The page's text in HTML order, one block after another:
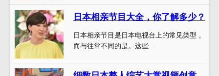
日本相亲节目大全，你了解多少？
日本相亲节目是日本电视台上的常见类型，
而与往常不同的是。这些...